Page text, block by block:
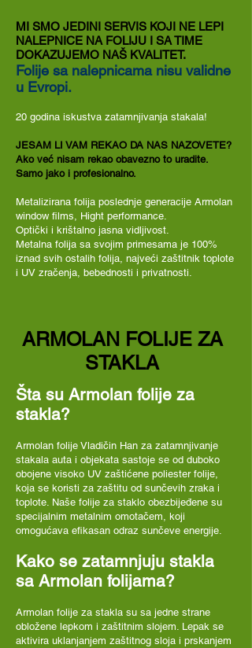
MI SMO JEDINI SERVIS KOJI NE LEPI
NALEPNICE NA FOLIJU I SA TIME
DOKAZUJEMO NAŠ KVALITET.
Folije sa nalepnicama nisu validne
u Evropi.
20 godina iskustva zatamnjivanja stakala!
JESAM LI VAM REKAO DA NAS NAZOVETE?
Ako već nisam rekao obavezno to uradite.
Samo jako i profesionalno.
Metalizirana folija poslednje generacije Armolan
window films, Hight performance.
Optički i krištalno jasna vidljivost.
Metalna folija sa svojim primesama je 100%
iznad svih ostalih folija, najveći zaštitnik toplote
i UV zračenja, bebednosti i privatnosti.
ARMOLAN FOLIJE ZA
STAKLA
Šta su Armolan folije za
stakla?
Armolan folije Vladičin Han za zatamnjivanje
stakala auta i objekata sastoje se od duboko
obojene visoko UV zaštićene poliester folije,
koja se koristi za zaštitu od sunčevih zraka i
toplote. Naše folije za staklo obezbijeđene su
specijalnim metalnim omotačem, koji
omogućava efikasan odraz sunčeve energije.
Kako se zatamnjuju stakla
sa Armolan folijama?
Armolan folije za stakla su sa jedne strane
obložene lepkom i zaštitnim slojem. Lepak se
aktivira uklanjanjem zaštitnog sloja i prskanjem